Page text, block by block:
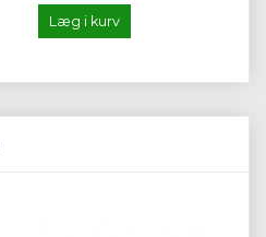
Læg i kurv